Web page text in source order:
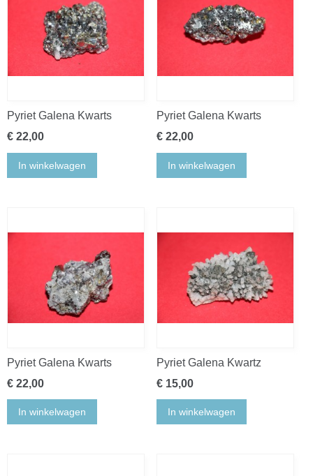
Pyriet Galena Kwarts
€ 22,00
In winkelwagen
Pyriet Galena Kwarts
€ 22,00
In winkelwagen
Pyriet Galena Kwarts
€ 22,00
In winkelwagen
Pyriet Galena Kwartz
€ 15,00
In winkelwagen